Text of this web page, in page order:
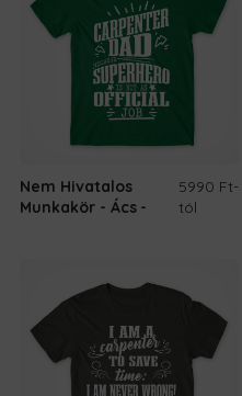
Nem Hivatalos
Munkakör - Ács
5990 Ft-
tól